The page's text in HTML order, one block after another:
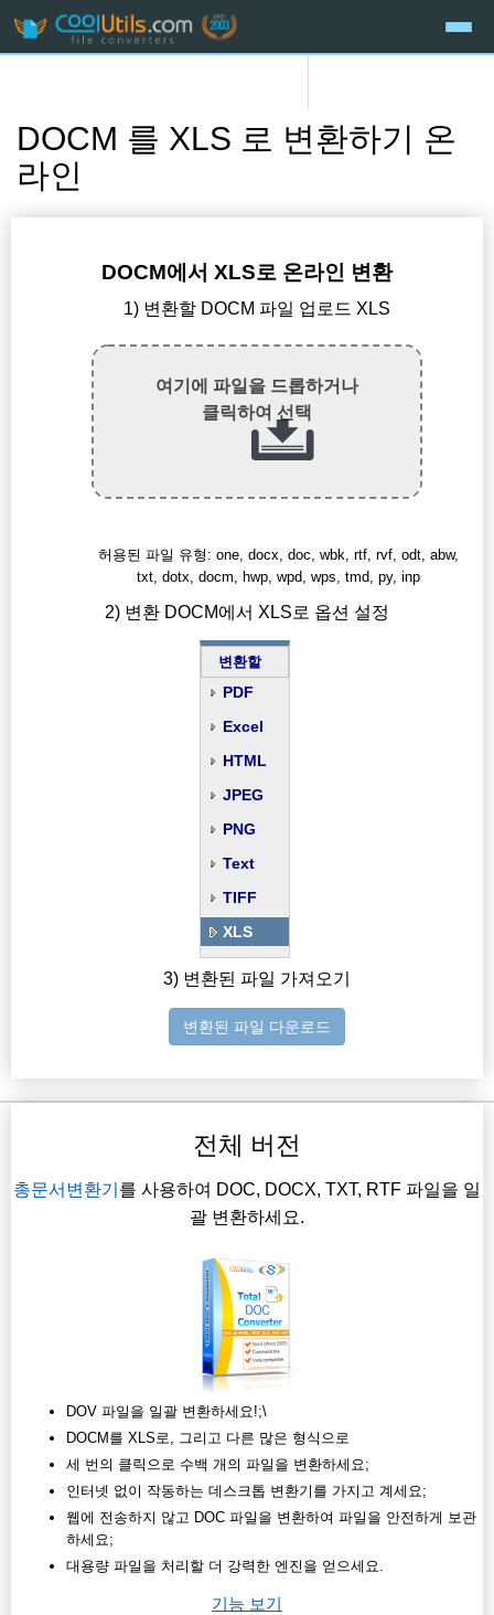
DOCM 를 XLS 로 변환하기 온
라인
DOCM에서 XLS로 온라인 변환
1) 변환할 DOCM 파일 업로드 XLS
여기에 파일을 드롭하거나
클릭하여 선택
허용된 파일 유형: one, docx, doc, wbk, rtf, rvf, odt, abw,
txt, dotx, docm, hwp, wpd, wps, tmd, py, inp
2) 변환 DOCM에서 XLS로 옵션 설정
변환할
PDF
Excel
HTML
JPEG
PNG
Text
TIFF
XLS
3) 변환된 파일 가져오기
변환된 파일 다운로드
전체 버전
총문서변환기 를 사용하여 DOC, DOCX, TXT, RTF 파일을 일
괄 변환하세요.
DOV 파일을 일괄 변환하세요!;\
DOCM를 XLS로, 그리고 다른 많은 형식으로
세 번의 클릭으로 수백 개의 파일을 변환하세요;
인터넷 없이 작동하는 데스크톱 변환기를 가지고 계세요;
웹에 전송하지 않고 DOC 파일을 변환하여 파일을 안전하게 보관
하세요;
대용량 파일을 처리할 더 강력한 엔진을 얻으세요.
기능 보기